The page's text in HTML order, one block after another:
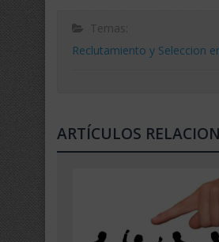
Temas:
Reclutamiento y Seleccion
ARTÍCULOS